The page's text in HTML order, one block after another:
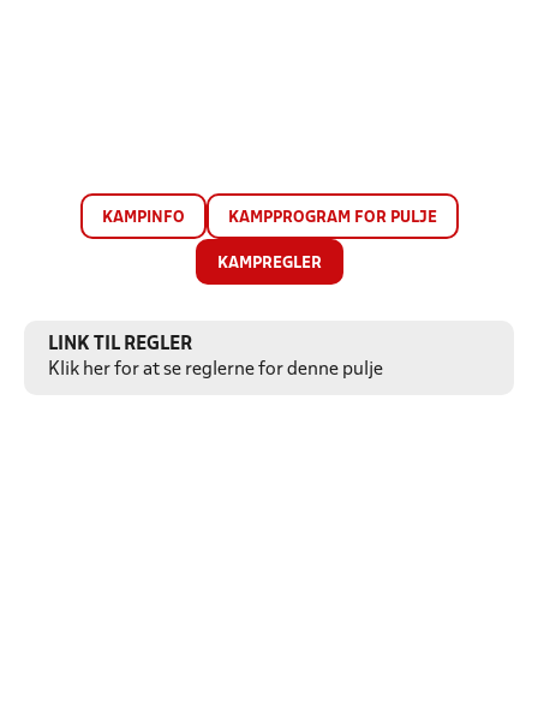
KAMPINFO KAMPPROGRAM FOR PULJE
KAMPREGLER
LINK TIL REGLER
Klik her for at se reglerne for denne pulje